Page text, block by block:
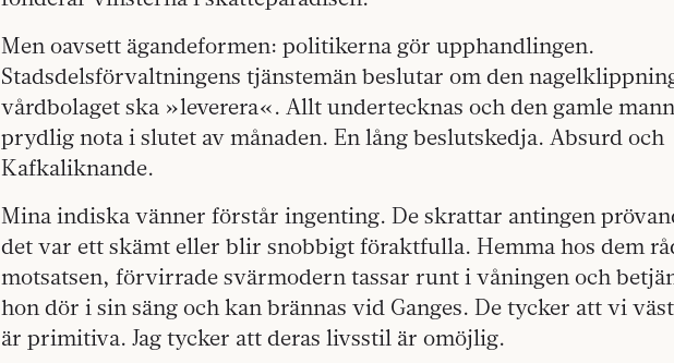
Men oavsett ägandeformen: politikerna gör upphandlingen.
Stadsdelsförvaltningens tjänstemän beslutar om den
vårdbolaget ska »leverera«. Allt undertecknas och den gamle
prydlig nota i slutet av månaden. En lång beslutskedja. Absurd och
Kafkaliknande.
Mina indiska vänner förstår ingenting. De skrattar antingen
det var ett skämt eller blir snobbigt föraktfulla. Hemma hos dem
motsatsen, förvirrade svärmodern tassar runt i våningen och
hon dör i sin säng och kan brännas vid Ganges. De tycker att vi
är primitiva. Jag tycker att deras livsstil är omöjlig.